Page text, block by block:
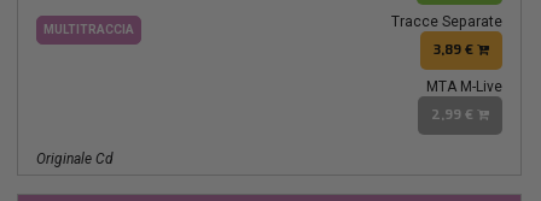
MULTITRACCIA Tracce Separate
3,89 €
MTA M-Live
2,99 €
Originale Cd